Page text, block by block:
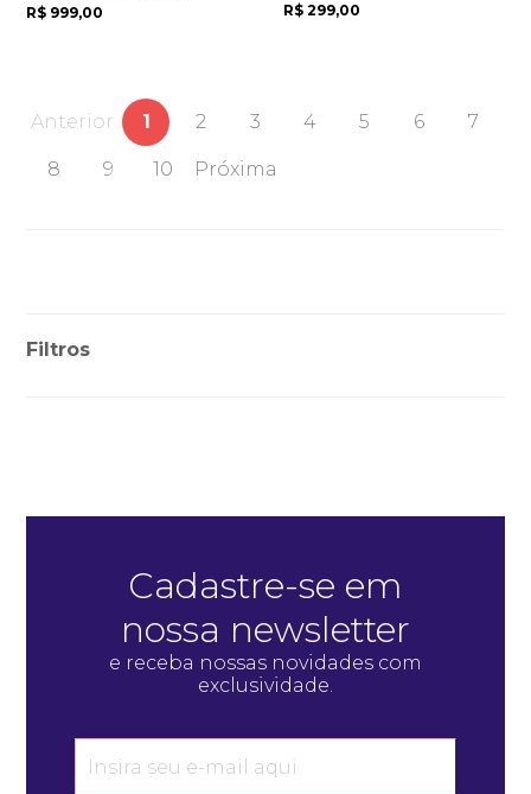
R$ 999,00 R$ 299,00
Anterior 1 2 3 4 5 6 7
8 9 10 Próxima
Filtros
Cadastre-se em
nossa newsletter
e receba nossas novidades com
exclusividade.